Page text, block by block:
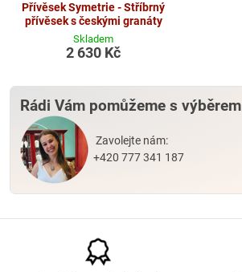
Přívěsek Symetrie - Stříbrný
přívěsek s českými granáty
Skladem
2 630 Kč
Rádi Vám pomůžeme s výběrem
Zavolejte nám:
+420 777 341 187